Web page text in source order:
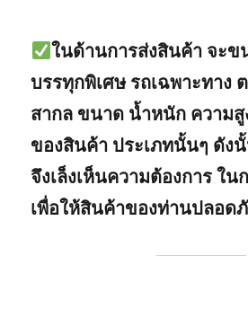
ในด้านการส่งสินค้า จะข
บรรทุกพิเศษ รถเฉพาะทาง
สากล ขนาด น้ำหนัก ความสู
ของสินค้า ประเภทนั้นๆ ดัง
จึงเล็งเห็นความต้องการ ใ
เพื่อให้สินค้าของท่านปลอด